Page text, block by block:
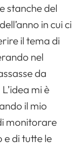
stanche del
in cui ci
il tema di
nel
da
mi è
il mio
monitorare
e di tutte le